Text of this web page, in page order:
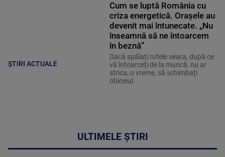
ȘTIRI ACTUALE
Cum se luptă România cu
criza energetică. Orașele au
devenit mai întunecate. „Nu
înseamnă să ne întoarcem
în beznă”
Dacă spălați rufele seara, după ce
vă întoarceți de la muncă, nu ar
strica, o vreme, să schimbați
obiceiul.
ULTIMELE ȘTIRI